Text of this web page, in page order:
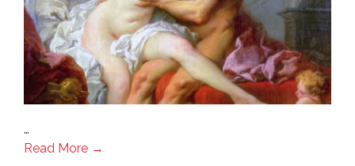
…
Read More →